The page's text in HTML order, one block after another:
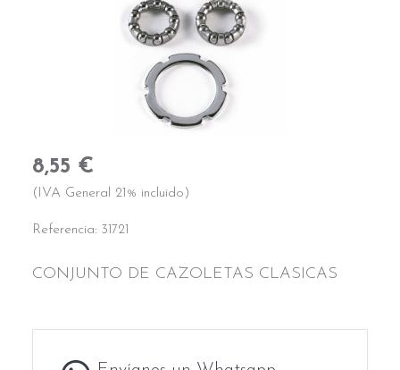
8,55 €
(IVA General 21% incluido)
Referencia: 31721
CONJUNTO DE CAZOLETAS CLASICAS